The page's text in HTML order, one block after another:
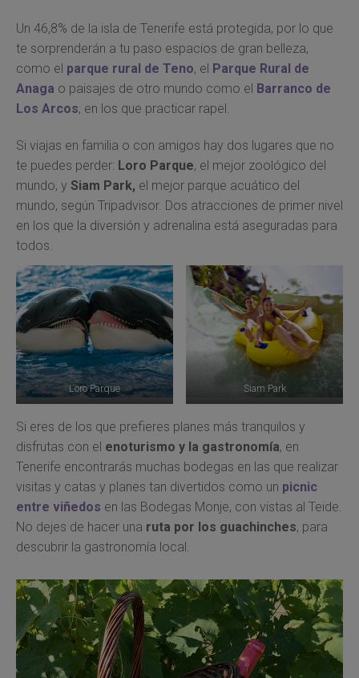
Un 46,8% de la isla de Tenerife está protegida, por lo que
te sorprenderán a tu paso espacios de gran belleza,
como el parque rural de Teno, el Parque Rural de
Anaga o paisajes de otro mundo como el Barranco de
Los Arcos, en los que practicar rapel.
Si viajas en familia o con amigos hay dos lugares que no
te puedes perder: Loro Parque, el mejor zoológico del
mundo, y Siam Park, el mejor parque acuático del
mundo, según Tripadvisor. Dos atracciones de primer nivel
en los que la diversión y adrenalina está aseguradas para
todos.
Loro Parque Siam Park
Si eres de los que prefieres planes más tranquilos y
disfrutas con el enoturismo y la gastronomía, en
Tenerife encontrarás muchas bodegas en las que realizar
visitas y catas y planes tan divertidos como un picnic
entre viñedos en las Bodegas Monje, con vistas al Teide.
No dejes de hacer una ruta por los guachinches, para
descubrir la gastronomía local.